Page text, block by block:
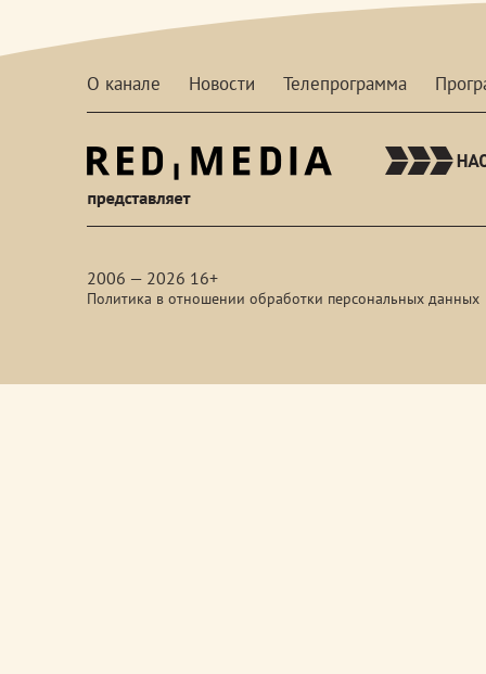
О канале Новости Телепрограмма
2006 — 2026 16+
Политика в отношении обработки персональных данных